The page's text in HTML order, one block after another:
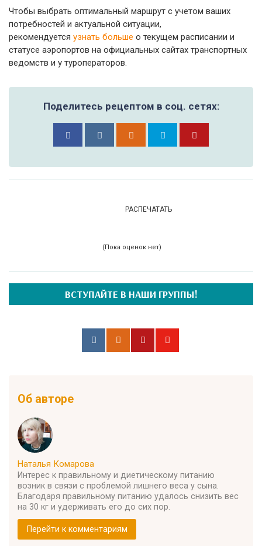
Чтобы выбрать оптимальный маршрут с учетом ваших
потребностей и актуальной ситуации,
рекомендуется узнать больше о текущем расписании и
статусе аэропортов на официальных сайтах транспортных
ведомств и у туроператоров.
Поделитесь рецептом в соц. сетях:
РАСПЕЧАТАТЬ
(Пока оценок нет)
ВСТУПАЙТЕ В НАШИ ГРУППЫ!
Об авторе
Наталья Комарова
Интерес к правильному и диетическому питанию
возник в связи с проблемой лишнего веса у сына.
Благодаря правильному питанию удалось снизить вес
на 30 кг и удерживать его до сих пор.
Перейти к комментариям